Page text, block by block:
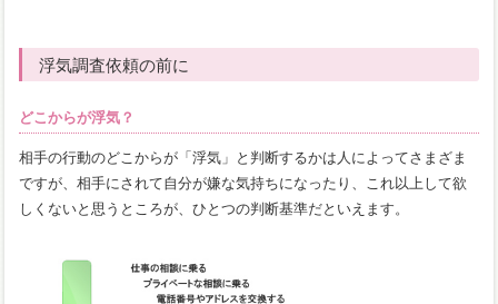
浮気調査依頼の前に
どこからが浮気？
相手の行動のどこからが「浮気」と判断するかは人によってさまざま
ですが、相手にされて自分が嫌な気持ちになったり、これ以上して欲
しくないと思うところが、ひとつの判断基準だといえます。